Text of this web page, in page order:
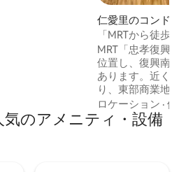
と高品質の設備
仁愛里のコンドミ
「MRTから徒歩3
安区独立スイート
MRT「忠孝復興
位置し、復興南路
あります。近くに
り、東部商業地区
北アリーナ、ア
区、永康東門商業
す。南港、内湖MRTに直
ロケーション ·価
気のアメニティ・設備